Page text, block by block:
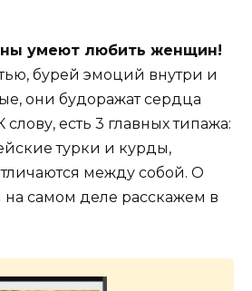
умеют любить женщин!
бурей эмоций внутри и
они будоражат сердца
есть 3 главных типажа:
турки и курды,
между собой. О
на самом деле расскажем в